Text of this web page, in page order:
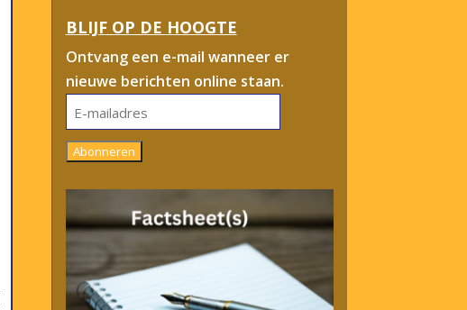
BLIJF OP DE HOOGTE
Ontvang een e-mail wanneer er
nieuwe berichten online staan.
E-
mailadres
Abonneren